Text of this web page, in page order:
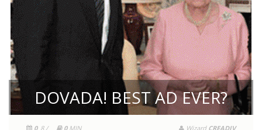
DOVADA! BEST AD EVER?
0 8 / 0MIN Wizard CREADIV